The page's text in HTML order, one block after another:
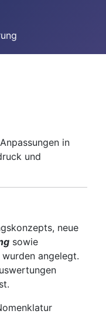
in
und
neue
sowie
wurden angelegt.